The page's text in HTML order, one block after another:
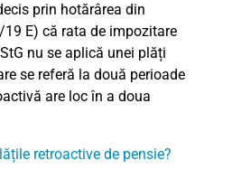
prin hotărârea din
E) că rata de impozitare
nu se aplică unei plăți
se referă la două perioade
are loc în a doua
retroactive de pensie?